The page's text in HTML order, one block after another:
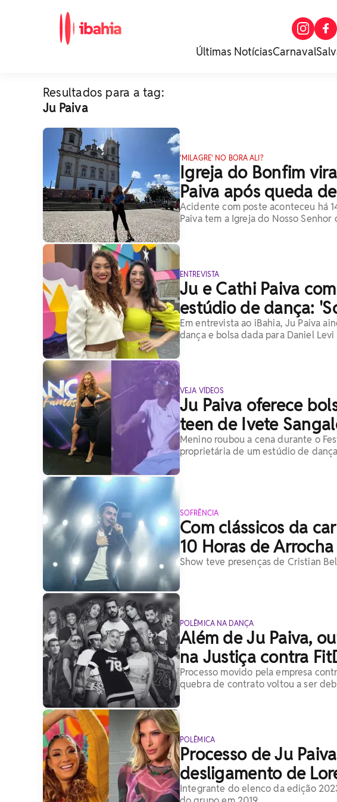
Últimas NotíciasCarnaval
Resultados para a tag:
Ju Paiva
'MILAGRE' NO BORA ALI?
Igreja do Bonfim
Paiva após queda
Acidente com poste aconteceu há
Paiva tem a Igreja do Nosso
ENTREVISTA
Ju e Cathi Paiva
estúdio de dança:
Em entrevista ao iBahia, Ju Paiva
dança e bolsa dada para Daniel Levi
VEJA VÍDEOS
Ju Paiva oferece
teen de Ivete
Menino roubou a cena durante o
proprietária de um estúdio de
SOFRÊNCIA
Com clássicos da
10 Horas de Arrocha
Show teve presenças de Cristian
POLÊMICA NA DANÇA
Além de Ju Paiva,
na Justiça contra
Processo movido pela empresa
quebra de contrato voltou a ser
POLÊMICA
Processo de Ju
desligamento de
Integrante do elenco da edição